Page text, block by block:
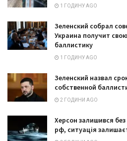
1 ГОДИНУ AGO
Зеленский собрал
Украина получит
баллистику
1 ГОДИНУ AGO
Зеленский назвал
собственной
2 ГОДИНИ AGO
Херсон залишився без
рф, ситуація